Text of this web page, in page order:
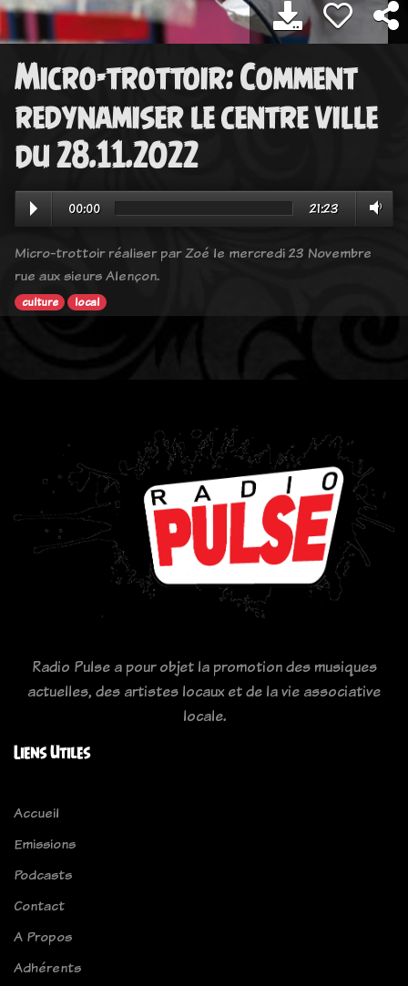
Micro-trottoir: Comment
redynamiser le centre ville
du 28.11.2022
00:00 21:23
Micro-trottoir réaliser par Zoé le mercredi 23 Novembre
rue aux sieurs Alençon.
culture local
Radio Pulse a pour objet la promotion des musiques
actuelles, des artistes locaux et de la vie associative
locale.
Liens Utiles
Accueil
Emissions
Podcasts
Contact
A Propos
Adhérents